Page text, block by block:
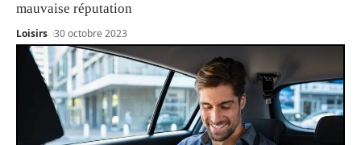
mauvaise réputation
Loisirs 30 octobre 2023